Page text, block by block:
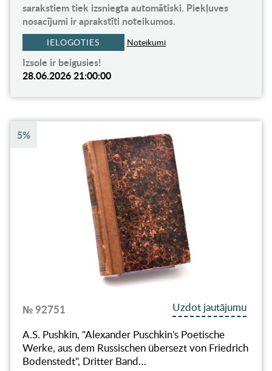
sarakstiem tiek izsniegta automātiski. Piekļuves
nosacījumi ir aprakstīti noteikumos.
IELOGOTIES Noteikumi
Izsole ir beigusies!
28.06.2026 21:00:00
5%
№ 92751
Uzdot jautājumu
A.S. Pushkin, "Alexander Puschkin's Poetische
Werke, aus dem Russischen übersezt von Friedrich
Bodenstedt", Dritter Band…